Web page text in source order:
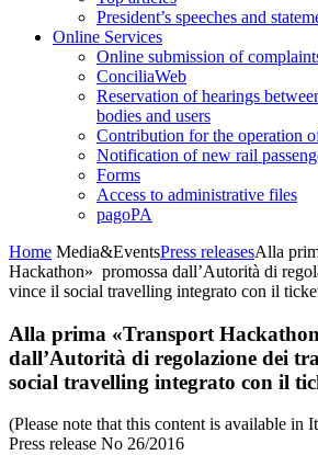
President’s speeches and
Online Services
Online submission of
ConciliaWeb
Reservation of hearings
bodies and users
Contribution for the operation
Notification of new rail
Forms
Access to administrative files
pagoPA
Home Media&EventsPress releasesAlla
Hackathon» promossa dall’Autorità di
vince il social travelling integrato con il
Alla prima «Transport
dall’Autorità di regolazione dei
social travelling integrato con il
(Please note that this content is available in
Press release No 26/2016